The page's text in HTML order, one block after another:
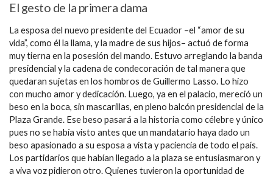
El gesto de la primera dama
La esposa del nuevo presidente del Ecuador –el “amor de su
vida”, como él la llama, y la madre de sus hijos– actuó de forma
muy tierna en la posesión del mando. Estuvo arreglando la banda
presidencial y la cadena de condecoración de tal manera que
quedaran sujetas en los hombros de Guillermo Lasso. Lo hizo
con mucho amor y dedicación. Luego, ya en el palacio, mereció un
beso en la boca, sin mascarillas, en pleno balcón presidencial de la
Plaza Grande. Ese beso pasará a la historia como célebre y único
pues no se había visto antes que un mandatario haya dado un
beso apasionado a su esposa a vista y paciencia de todo el país.
Los partidarios que habían llegado a la plaza se entusiasmaron y
a viva voz pidieron otro. Quienes tuvieron la oportunidad de